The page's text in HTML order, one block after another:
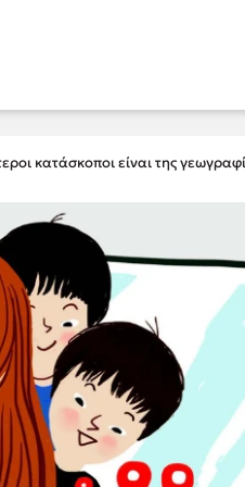
κατάσκοποι είναι της